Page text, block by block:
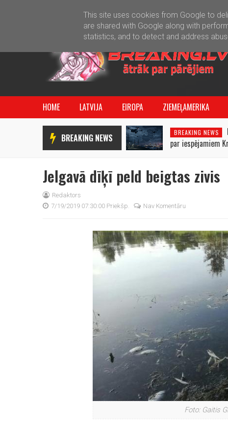
HOME LATVIJA EIROPA ZIEMEĻAMERIKA
BREAKING NEWS BREAKING NEWS
par iespējamiem
Jelgavā dīķī peld beigtas zivis
Redaktors
7/19/2019 07:30:00 Priekšp.
Nav Komentāru
Foto: Gaitis
This site uses cookies from Google to
are shared with Google along with
statistics, and to detect and address